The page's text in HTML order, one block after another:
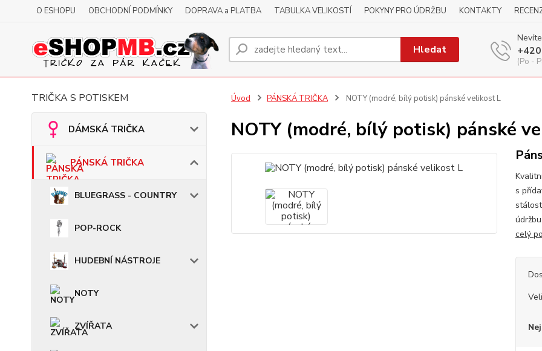
O ESHOPU OBCHODNÍ PODMÍNKY DOPRAVA a PLATBA TABULKA VELIKOSTÍ POKYNY PRO ÚDRŽBU KONTAKTY
Hledat
(Po -
TRIČKA S POTISKEM
DÁMSKÁ TRIČKA
PÁNSKÁ TRIČKA
BLUEGRASS - COUNTRY
POP-ROCK
HUDEBNÍ NÁSTROJE
NOTY
ZVÍŘATA
Úvod PÁNSKÁ TRIČKA NOTY (modré, bílý potisk) pánské velikost L
NOTY (modré, bílý potisk) pánské
s
celý